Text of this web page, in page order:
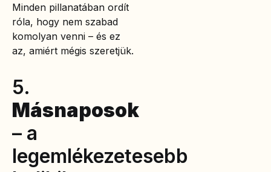
Minden pillanatában ordít
róla, hogy nem szabad
komolyan venni – és ez
az, amiért mégis szeretjük.
5.
Másnaposok
– a
legemlékezetesebb